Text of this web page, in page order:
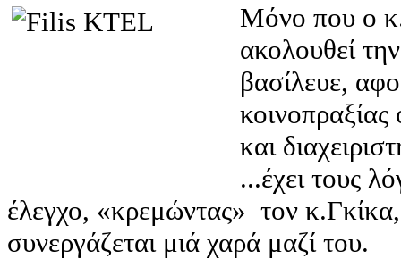
Μόνο που ο
ακολουθεί
βασίλευε,
και
...έχει τους
έλεγχο, «κρεμώντας» τον
συνεργάζεται μιά χαρά μαζί του.